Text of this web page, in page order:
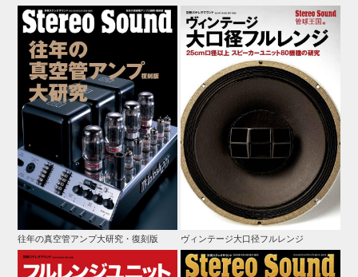
往年の真空管アンプ大研究・復刻版 ヴィンテージ大口径フルレンジ